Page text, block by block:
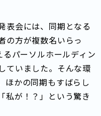
表会には、同期となる
の方が複数名いらっ
パーソルホールディン
ていました。そんな環
ほかの同期もすばらし
私が！？」という驚き